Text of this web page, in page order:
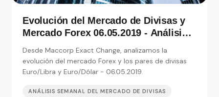
Evolución del Mercado de Divisas y
Mercado Forex 06.05.2019 - Análisis
de moneda
Desde Maccorp Exact Change, analizamos la
evolución del mercado Forex y los pares de divisas
Euro/Libra y Euro/Dólar - 06.05.2019.
ANÁLISIS SEMANAL DEL MERCADO DE DIVISAS